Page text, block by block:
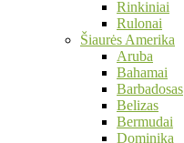
Rinkiniai
Rulonai
Šiaurės Amerika
Aruba
Bahamai
Barbadosas
Belizas
Bermudai
Dominika